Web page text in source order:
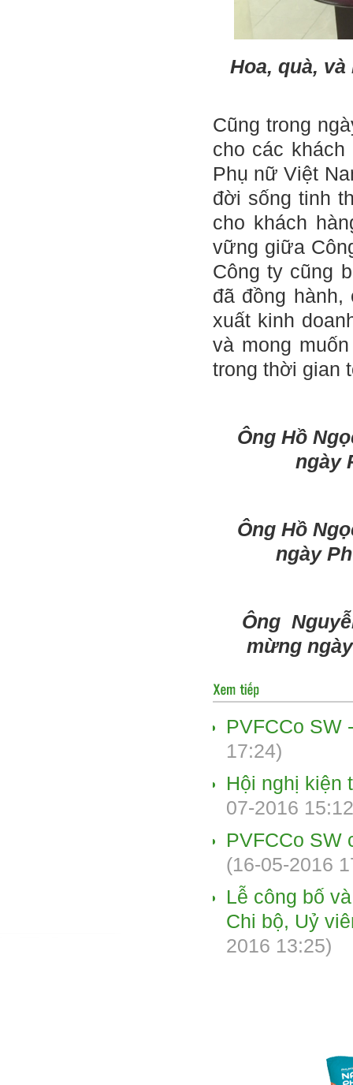
Hoa, quà,
Cũng trong
cho các
Phụ nữ Việt
đời sống tinh
cho khách
vững giữa
Công ty cũng
đã đồng hành,
xuất kinh
và mong
trong thời gian
Ông Hồ
ngày
Ông Hồ
ngày
Ông
mừng
PVFCCo SW
17:24)
Hội nghị kiện
07-2016
PVFCCo SW
(16-05-2016
Lễ công bố
Chi bộ, Uỷ
2016 13:25)